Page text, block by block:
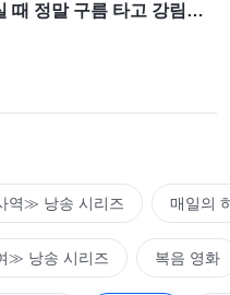
때 정말 구름 타고 강림하
역≫ 낭송 시리즈 매일의
≫ 낭송 시리즈 복음 영화